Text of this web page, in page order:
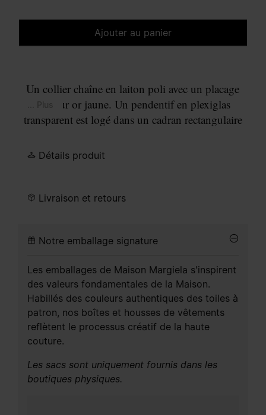
Ajouter au panier
Un collier chaîne en laiton poli avec un placage
couleur or jaune. Un pendentif en plexiglas
transparent est logé dans un cadran rectangulaire
forment notre motif emblématique
Détails produit
Livraison et retours
Notre emballage signature
Les emballages de Maison Margiela s'inspirent
des valeurs fondamentales de la Maison.
Habillés des couleurs authentiques des toiles à
patron, nos boîtes et housses de vêtements
reflètent le processus créatif de la haute
couture.
Les sacs sont uniquement fournis dans les
boutiques physiques.